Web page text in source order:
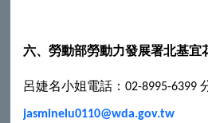
六、勞動部勞動力發展署北基宜
呂婕名小姐電話：02-8995-6399
jasminelu0110@wda.gov.tw